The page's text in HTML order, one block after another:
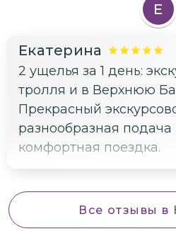
Е
Екатерина
2 ущелья за 1 день:
тролля и в Верхнюю
Прекрасный
разнообразная
комфортная поездка.
Все отзывы в